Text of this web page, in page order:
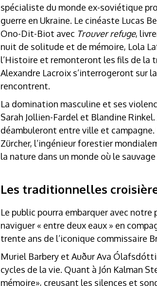
spécialiste du monde ex-soviétique
guerre en Ukraine. Le cinéaste Lucas
Ono-Dit-Biot avec Trouver refuge,
nuit de solitude et de mémoire, Lola
l’Histoire et remonteront les fils de la
Alexandre Lacroix s’interrogeront sur
rencontrent.
La domination masculine et ses
Sarah Jollien-Fardel et Blandine
déambuleront entre ville et
Zürcher, l’ingénieur forestier
la nature dans un monde où le
Les traditionnelles
Le public pourra embarquer avec
naviguer « entre deux eaux » en
trente ans de l’iconique commissaire
Muriel Barbery et Auður Ava
cycles de la vie. Quant à Jón Kalman
mémoire», creusant les silences et